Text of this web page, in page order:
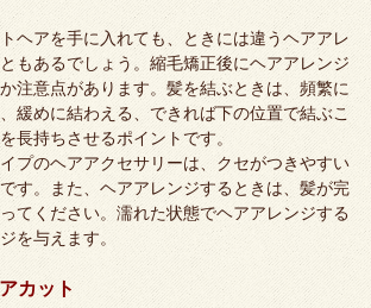
ヘアを手に入れても、ときには違うヘアアレ
もあるでしょう。縮毛矯正後にヘアアレンジ
注意点があります。髪を結ぶときは、頻繁に
緩めに結わえる、できれば下の位置で結ぶこ
長持ちさせるポイントです。
プのヘアアクセサリーは、クセがつきやすい
す。また、ヘアアレンジするときは、髪が完
てください。濡れた状態でヘアアレンジする
を与えます。
カット